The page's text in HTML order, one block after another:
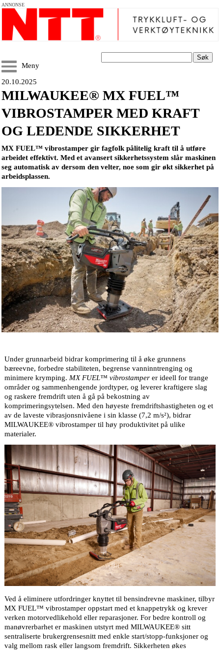
ANNONSE
Søk
Meny
20.10.2025
MILWAUKEE® MX FUEL™
VIBROSTAMPER MED KRAFT
OG LEDENDE SIKKERHET
MX FUEL™ vibrostamper gir fagfolk pålitelig kraft til å utføre
arbeidet effektivt. Med et avansert sikkerhetssystem slår maskinen
seg automatisk av dersom den velter, noe som gir økt sikkerhet på
arbeidsplassen.
Under grunnarbeid bidrar komprimering til å øke grunnens
bæreevne, forbedre stabiliteten, begrense vanninntrenging og
minimere krymping. MX FUEL™ vibrostamper er ideell for trange
områder og sammenhengende jordtyper, og leverer kraftigere slag
og raskere fremdrift uten å gå på bekostning av
komprimeringsytelsen. Med den høyeste fremdriftshastigheten og et
av de laveste vibrasjonsnivåene i sin klasse (7,2 m/s²), bidrar
MILWAUKEE® vibrostamper til høy produktivitet på ulike
materialer.
Ved å eliminere utfordringer knyttet til bensindrevne maskiner, tilbyr
MX FUEL™ vibrostamper oppstart med et knappetrykk og krever
verken motorvedlikehold eller reparasjoner. For bedre kontroll og
manøvrerbarhet er maskinen utstyrt med MILWAUKEE® sitt
sentraliserte brukergrensesnitt med enkle start/stopp-funksjoner og
valg mellom rask eller langsom fremdrift. Sikkerheten økes